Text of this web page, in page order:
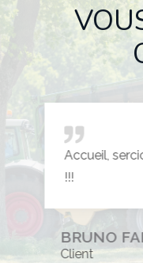
Accueil,
!!!
BRUNO
Client